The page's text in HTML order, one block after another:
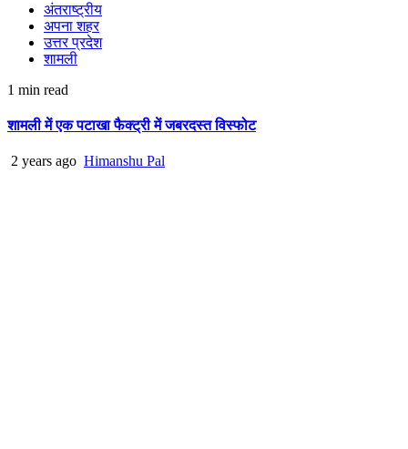
अंतराष्ट्रीय
अपना शहर
उत्तर प्रदेश
शामली
1 min read
शामली में एक पटाखा फैक्ट्री में जबरदस्त विस्फोट
2 years ago Himanshu Pal